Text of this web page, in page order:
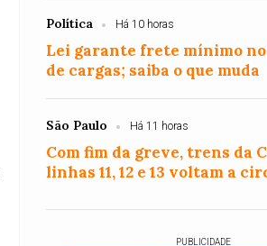
Política Há 10 horas
Lei garante frete mínimo
de cargas; saiba o que muda
São Paulo Há 11 horas
Com fim da greve, trens da
linhas 11, 12 e 13 voltam a
PUBLICIDADE